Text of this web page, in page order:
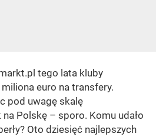
tego lata kluby
euro na transfery.
pod uwagę skalę
Polskę – sporo. Komu udało
Oto dziesięć najlepszych